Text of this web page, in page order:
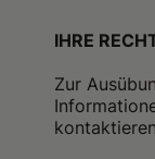
IHRE
Zur